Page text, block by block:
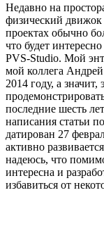
Недавно на
физический движок
проектах обычно
что будет
PVS-Studio. Мой
мой коллега
2014 году, а
последние шесть
написания статьи
датирован 27
активно
надеюсь, что
интересна и
избавиться от